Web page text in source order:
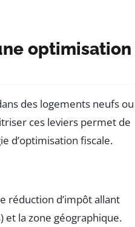
optimisation
des logements neufs ou
ces leviers permet de
d’optimisation fiscale.
réduction d’impôt allant
et la zone géographique.